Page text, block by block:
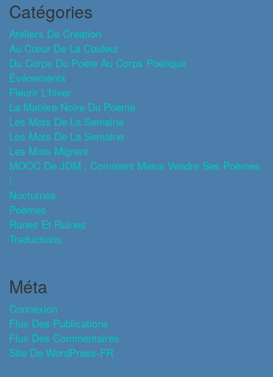
Catégories
Ateliers De Création
Au Cœur De La Couleur
Du Corps Du Poète Au Corps Poétique
Événements
Fleurir L'hiver
La Matière Noire Du Poème
Les Mots De La Semaine
Les Mots De La Semaine
Les Mots Migrent
MOOC De JDM : Comment Mieux Vendre Ses Poèmes
!
Nocturnes
Poèmes
Runes Et Ruines
Traductions
Méta
Connexion
Flux Des Publications
Flux Des Commentaires
Site De WordPress-FR